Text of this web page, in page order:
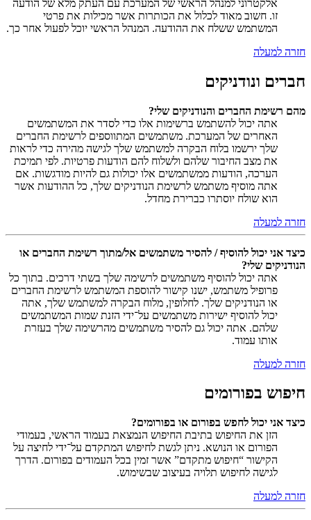
אלקטרוני למנהל הראשי של המערכת עם העתק מלא של הודעה
זו. חשוב מאוד לכלול את הכותרות אשר מכילות את פרטי
המשתמש ששלח את ההודעה. המנהל הראשי יוכל לפעול אחר כך.
חזרה למעלה
חברים ונודניקים
מהם רשימת החברים והנודניקים שלי?
אתה יכול להשתמש ברשימות אלו כדי לסדר את המשתמשים
האחרים של המערכת. משתמשים המתווספים לרשימת החברים
שלך ירשמו בלוח הבקרה למשתמש שלך לגישה מהירה כדי לראות
את מצב החיבור שלהם ולשלוח להם הודעות פרטיות. לפי תמיכת
הערכה, הודעות ממשתמשים אלו יכולות גם להיות מודגשות. אם
אתה מוסיף משתמש לרשימת הנודניקים שלך, כל ההודעות אשר
הוא שולח יוסתרו כברירת מחדל.
חזרה למעלה
כיצד אני יכול להוסיף / להסיר משתמשים אל/מתוך רשימת החברים או
הנודניקים שלי?
אתה יכול להוסיף משתמשים לרשימה שלך בשתי דרכים. בתוך כל
פרופיל משתמש, ישנו קישור להוספת המשתמש לרשימת החברים
או הנודניקים שלך. לחלופין, מלוח הבקרה למשתמש שלך, אתה
יכול להוסיף ישירות משתמשים על־ידי הזנת שמות המשתמשים
שלהם. אתה יכול גם להסיר משתמשים מהרשימה שלך בעזרת
אותו עמוד.
חזרה למעלה
חיפוש בפורומים
כיצד אני יכול לחפש בפורום או בפורומים?
הזן את החיפוש בתיבת החיפוש הנמצאת בעמוד הראשי, בעמודי
הפורום או הנושא. ניתן לגשת לחיפוש המתקדם על־ידי לחיצה על
הקישור “חיפוש מתקדם” אשר זמין בכל העמודים בפורום. הדרך
לגישה לחיפוש תלויה בעיצוב שבשימוש.
חזרה למעלה